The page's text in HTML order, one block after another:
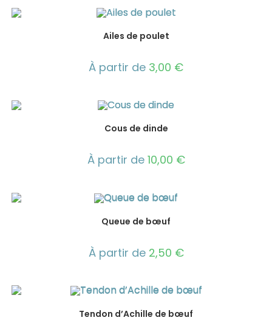
Ailes de poulet
À partir de 3,00 €
Cous de dinde
À partir de 10,00 €
Queue de bœuf
À partir de 2,50 €
Tendon d’Achille de bœuf